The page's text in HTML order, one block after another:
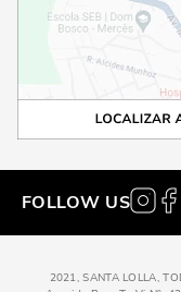
FOLLOW US
2021, SANTA LOLLA,